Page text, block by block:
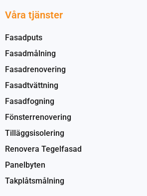
Våra tjänster
Fasadputs
Fasadmålning
Fasadrenovering
Fasadtvättning
Fasadfogning
Fönsterrenovering
Tilläggsisolering
Renovera Tegelfasad
Panelbyten
Takplåtsmålning